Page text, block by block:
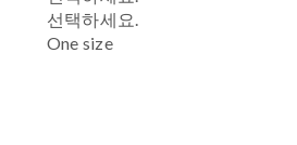
선택하세요.
One size